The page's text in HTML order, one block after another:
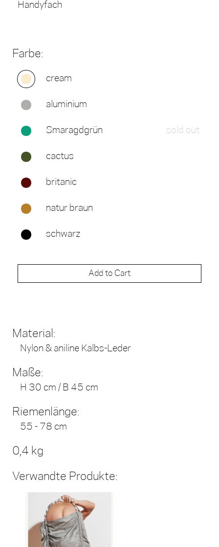
Handyfach
Farbe:
cream
aluminium
Smaragdgrün sold out
cactus
britanic
natur braun
schwarz
Add to Cart
Material:
Nylon & aniline Kalbs-Leder
Maße:
H 30 cm / B 45 cm
Riemenlänge:
55 - 78 cm
0,4 kg
Verwandte Produkte: